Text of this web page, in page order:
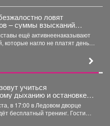
ловят
– суммы взысканий
ещё активнеенаказывают
которые нагло не платят деньги
учиться
дыханию и остановке
в 17:00 в Ледовом дворце
бесплатный тренинг. Гости